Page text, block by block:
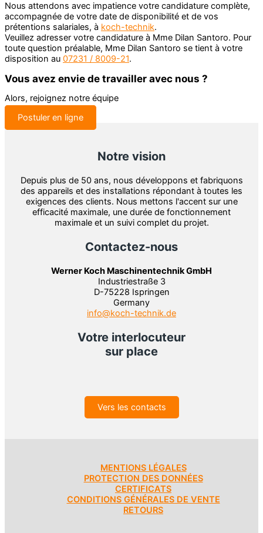
Nous attendons avec impatience votre candidature complète,
accompagnée de votre date de disponibilité et de vos
prétentions salariales, à koch-technik.
Veuillez adresser votre candidature à Mme Dilan Santoro. Pour
toute question préalable, Mme Dilan Santoro se tient à votre
disposition au 07231 / 8009-21.
Vous avez envie de travailler avec nous ?
Alors, rejoignez notre équipe
Postuler en ligne
Notre vision
Depuis plus de 50 ans, nous développons et fabriquons
des appareils et des installations répondant à toutes les
exigences des clients. Nous mettons l'accent sur une
efficacité maximale, une durée de fonctionnement
maximale et un suivi complet du projet.
Contactez-nous
Werner Koch Maschinentechnik GmbH
Industriestraße 3
D-75228 Ispringen
Germany
info@koch-technik.de
Votre interlocuteur
sur place
Vers les contacts
MENTIONS LÉGALES
PROTECTION DES DONNÉES
CERTIFICATS
CONDITIONS GÉNÉRALES DE VENTE
RETOURS